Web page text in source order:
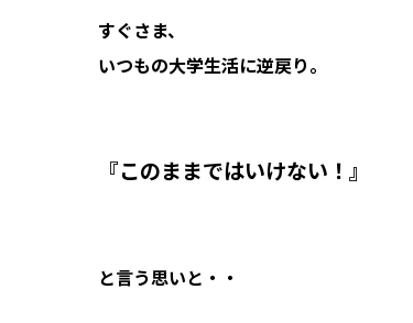
すぐさま、
いつもの大学生活に逆戻り。
『このままではいけない！』
と言う思いと・・